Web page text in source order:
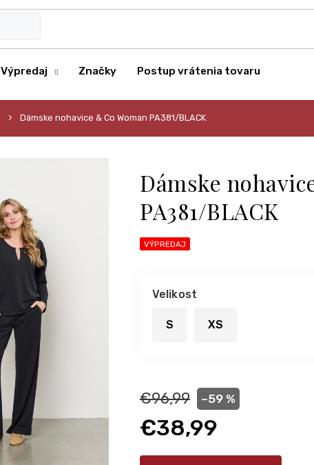
Výpredaj Značky Postup vrátenia tovaru
Dámske nohavice & Co Woman PA381/BLACK
Dámske
PA381/BLACK
VÝPREDAJ
€96,99 –59 %
€38,99
Velikost
S XS